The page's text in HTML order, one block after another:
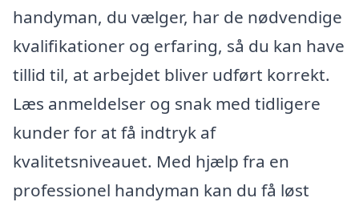
handyman, du vælger, har de nødvendige
kvalifikationer og erfaring, så du kan have
tillid til, at arbejdet bliver udført korrekt.
Læs anmeldelser og snak med tidligere
kunder for at få indtryk af
kvalitetsniveauet. Med hjælp fra en
professionel handyman kan du få løst